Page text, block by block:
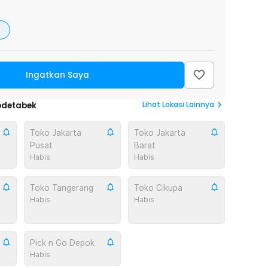
Ingatkan Saya
Lihat Lokasi Lainnya
Toko Jakarta
Pusat
Habis
Toko Jakarta
Barat
Habis
Toko Tangerang
Habis
Toko Cikupa
Habis
Pick n Go Depok
Habis